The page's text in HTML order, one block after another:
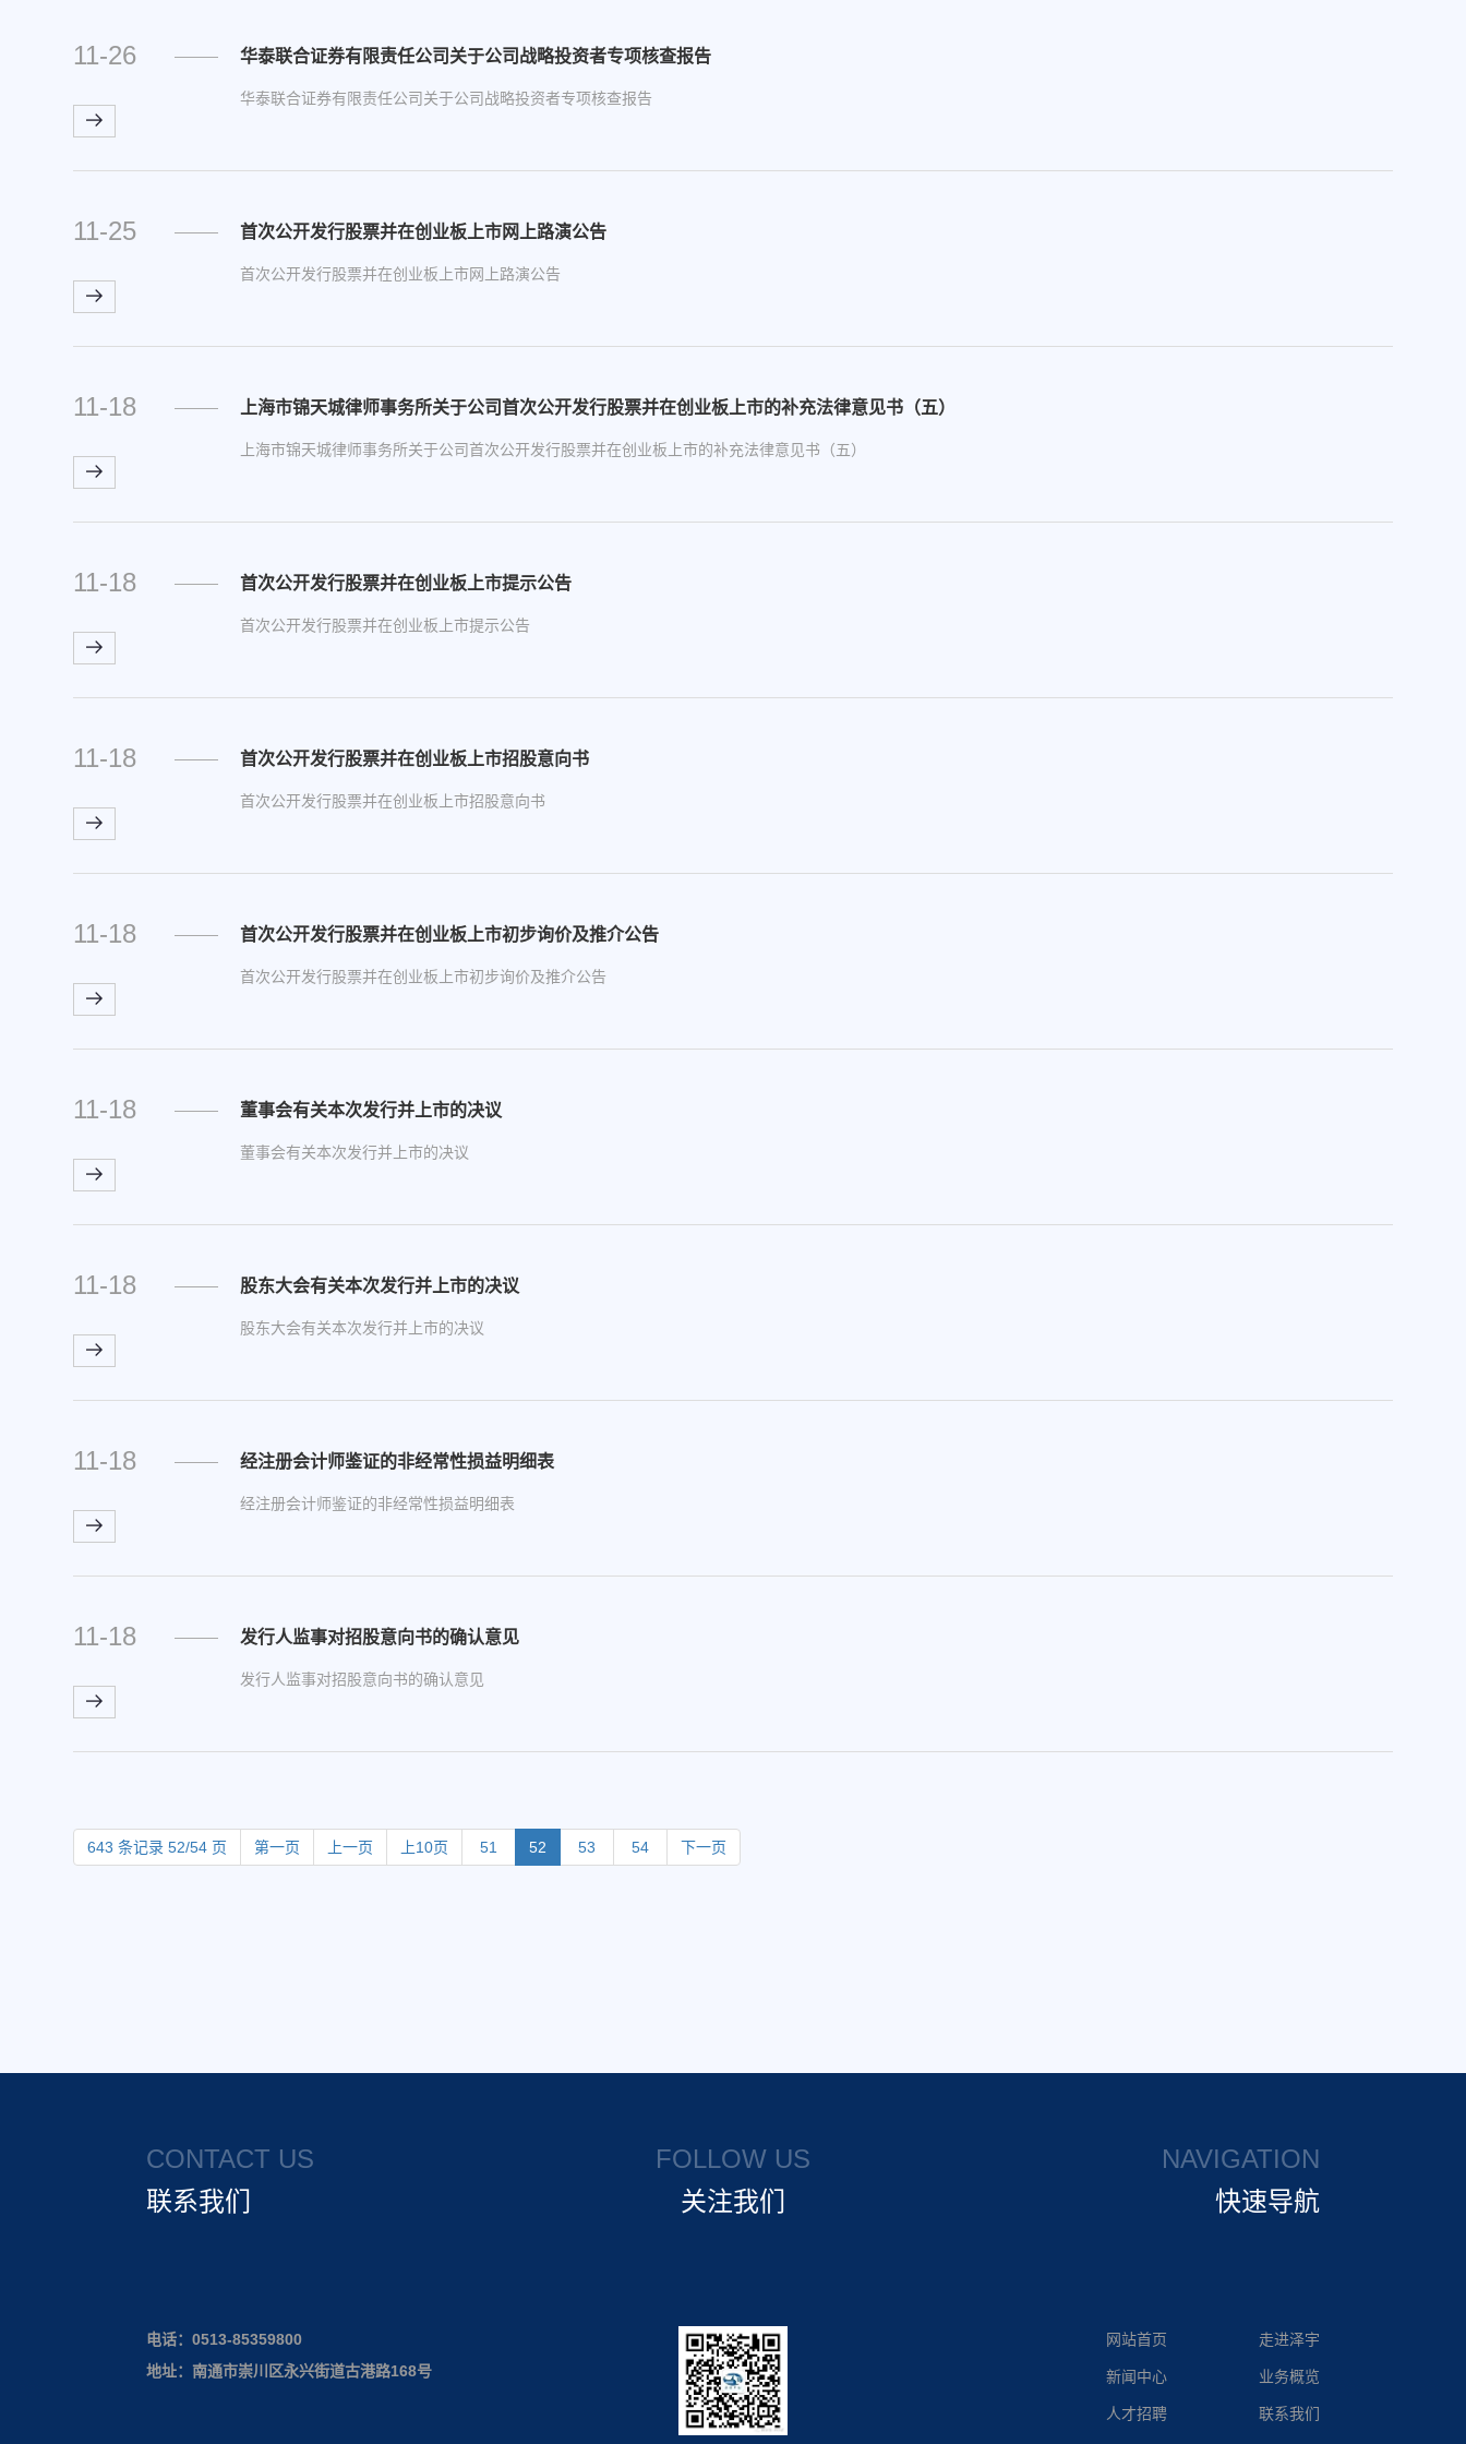
11-26 华泰联合证券有限责任公司关于公司战略投资者专项核查报告
华泰联合证券有限责任公司关于公司战略投资者专项核查报告
11-25 首次公开发行股票并在创业板上市网上路演公告
首次公开发行股票并在创业板上市网上路演公告
11-18 上海市锦天城律师事务所关于公司首次公开发行股票并在创业板上市的补充法律意见书（五）
上海市锦天城律师事务所关于公司首次公开发行股票并在创业板上市的补充法律意见书（五）
11-18 首次公开发行股票并在创业板上市提示公告
首次公开发行股票并在创业板上市提示公告
11-18 首次公开发行股票并在创业板上市招股意向书
首次公开发行股票并在创业板上市招股意向书
11-18 首次公开发行股票并在创业板上市初步询价及推介公告
首次公开发行股票并在创业板上市初步询价及推介公告
11-18 董事会有关本次发行并上市的决议
董事会有关本次发行并上市的决议
11-18 股东大会有关本次发行并上市的决议
股东大会有关本次发行并上市的决议
11-18 经注册会计师鉴证的非经常性损益明细表
经注册会计师鉴证的非经常性损益明细表
11-18 发行人监事对招股意向书的确认意见
发行人监事对招股意向书的确认意见
643 条记录 52/54 页 第一页 上一页 上10页 51 52 53 54 下一页
CONTACT US
联系我们
电话：0513-85359800
地址：南通市崇川区永兴街道古港路168号
FOLLOW US
关注我们
NAVIGATION
快速导航
网站首页 走进泽宇
新闻中心 业务概览
人才招聘 联系我们